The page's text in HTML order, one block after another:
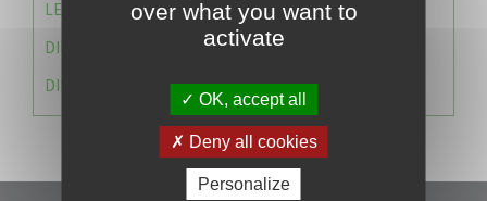
LE CABINET DU MAIRE
DIRECTION DES RESSOURCES ET MOYENS
DIRECTION DU DEVELLOPPEMENT URBAIN DURABL
over what you want to
activate
OK, accept all
Deny all cookies
Personalize